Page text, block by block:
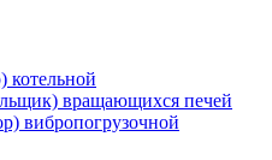
котельной
вращающихся печей
вибропогрузочной